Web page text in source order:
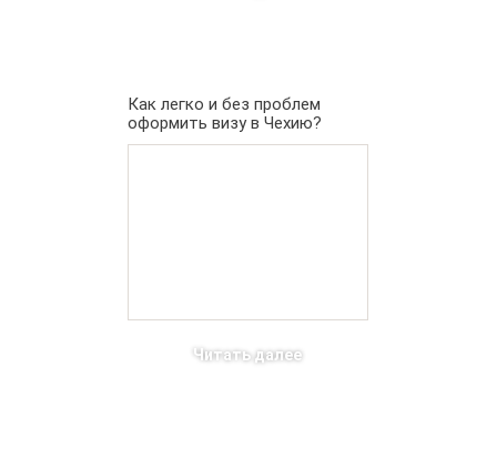
Как легко и без проблем
оформить визу в Чехию?
Читать далее